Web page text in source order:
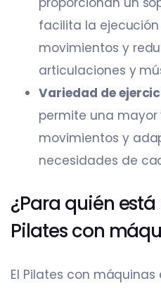
facilita la
movimientos y
articulaciones y
Variedad de
permite una
movimientos y
necesidades de
¿Para quién
Pilates con
El Pilates con